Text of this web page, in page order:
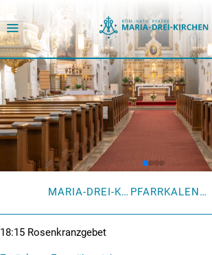
MARIA-DREI-KIRCHEN PFARRKALENDER
18:15 Rosenkranzgebet